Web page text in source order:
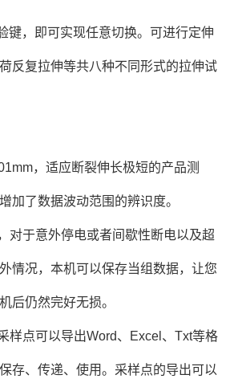
，即可实现任意切换。可进行定伸
反复拉伸等共八种不同形式的拉伸试
，适应断裂伸长极短的产品测
加了数据波动范围的辨识度。
于意外停电或者间歇性断电以及超
情况，本机可以保存当组数据，让您
后仍然完好无损。
点可以导出Word、Excel、Txt等格
存、传递、使用。采样点的导出可以